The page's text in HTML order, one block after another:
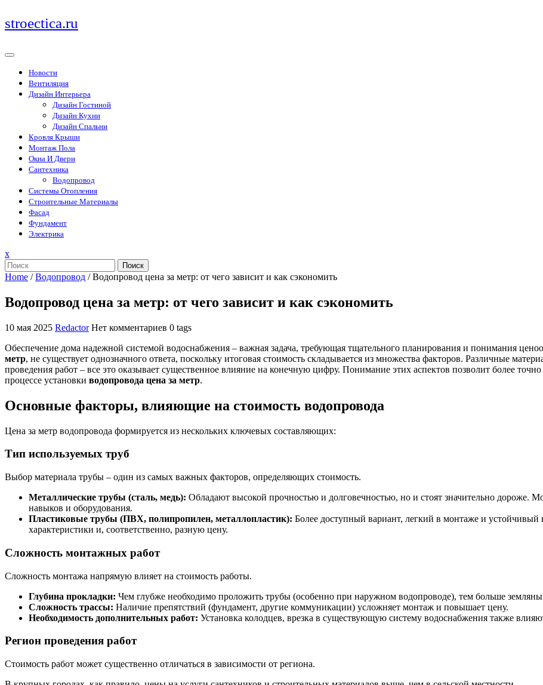
Перейти
к
stroectica.ru
Новости
Вентиляция
Дизайн Интерьера
Дизайн Гостиной
Дизайн Кухни
Дизайн Спальни
Кровля Крыши
Монтаж Пола
Окна И Двери
Сантехника
Водопровод
Системы Отопления
Строительные Материалы
Фасад
Фундамент
Электрика
xЗакрыть
меню
Поиск
Home /Водопровод /Водопровод цена за метр: от чего зависит и как сэкономить
Водопровод цена за метр: от чего зависит и как сэкономить
10 мая 2025 Redactor Нет комментариев 0 tags
Обеспечение дома надежной системой водоснабжения – важная задача, требующая тщательного планирования и понимания
метр, не существует однозначного ответа, поскольку итоговая стоимость складывается из множества факторов. Различные
проведения работ – все это оказывает существенное влияние на конечную цифру. Понимание этих аспектов позволит более
процессе установки водопровода цена за метр.
Основные факторы, влияющие на стоимость водопровода
Цена за метр водопровода формируется из нескольких ключевых составляющих:
Тип используемых труб
Выбор материала трубы – один из самых важных факторов, определяющих стоимость.
Металлические трубы (сталь, медь): Обладают высокой прочностью и долговечностью, но и стоят значительно дороже.
навыков и оборудования.
Пластиковые трубы (ПВХ, полипропилен, металлопластик): Более доступный вариант, легкий в монтаже и
характеристики и, соответственно, разную цену.
Сложность монтажных работ
Сложность монтажа напрямую влияет на стоимость работы.
Глубина прокладки: Чем глубже необходимо проложить трубы (особенно при наружном водопроводе), тем больше
Сложность трассы: Наличие препятствий (фундамент, другие коммуникации) усложняет монтаж и повышает цену.
Необходимость дополнительных работ: Установка колодцев, врезка в существующую систему водоснабжения также
Регион проведения работ
Стоимость работ может существенно отличаться в зависимости от региона.